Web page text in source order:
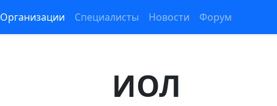
Организации Специалисты Новости Форум
ИОЛ